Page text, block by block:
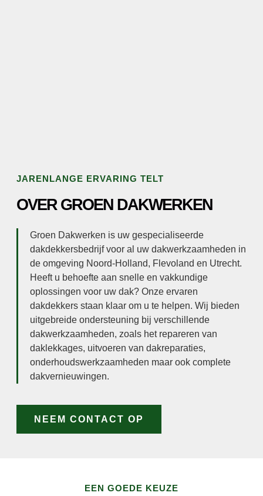
JARENLANGE ERVARING TELT
OVER GROEN DAKWERKEN
Groen Dakwerken is uw gespecialiseerde
dakdekkersbedrijf voor al uw dakwerkzaamheden in
de omgeving Noord-Holland, Flevoland en Utrecht.
Heeft u behoefte aan snelle en vakkundige
oplossingen voor uw dak? Onze ervaren
dakdekkers staan klaar om u te helpen. Wij bieden
uitgebreide ondersteuning bij verschillende
dakwerkzaamheden, zoals het repareren van
daklekkages, uitvoeren van dakreparaties,
onderhoudswerkzaamheden maar ook complete
dakvernieuwingen.
NEEM CONTACT OP
EEN GOEDE KEUZE